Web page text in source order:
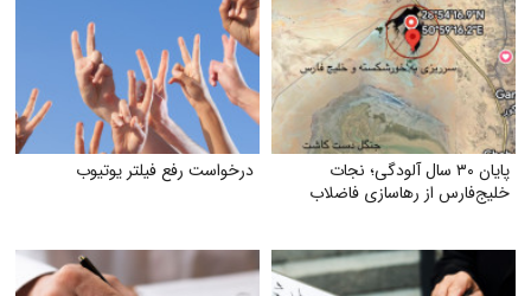
پایان ۳۰ سال آلودگی؛ نجات
خلیج‌فارس از رهاسازی فاضلاب
درخواست رفع فیلتر یوتیوب